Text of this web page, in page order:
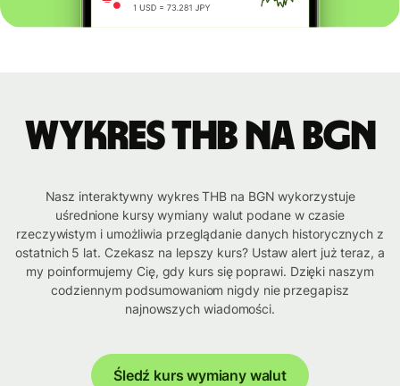
Wykres THB na BGN
Nasz interaktywny wykres THB na BGN wykorzystuje
uśrednione kursy wymiany walut podane w czasie
rzeczywistym i umożliwia przeglądanie danych historycznych z
ostatnich 5 lat. Czekasz na lepszy kurs? Ustaw alert już teraz, a
my poinformujemy Cię, gdy kurs się poprawi. Dzięki naszym
codziennym podsumowaniom nigdy nie przegapisz
najnowszych wiadomości.
Śledź kurs wymiany walut